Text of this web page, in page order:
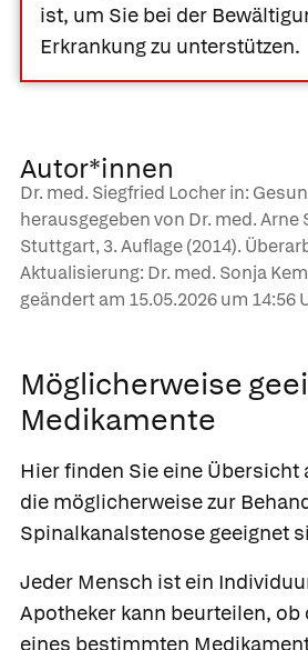
ist, um Sie bei der
Erkrankung zu unterstützen.
Autor*innen
Dr. med. Siegfried Locher in:
herausgegeben von Dr. med. Arne
Stuttgart, 3. Auflage (2014).
Aktualisierung: Dr. med. Sonja
geändert am 15.05.2026um 14:56
Möglicherweise
Medikamente
Hier finden Sie eine Übersicht
die möglicherweise zur
Spinalkanalstenose geeignet
Jeder Mensch ist ein
Apotheker kann beurteilen, ob
eines bestimmten